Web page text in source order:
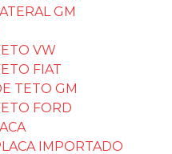
DE VIDRO
DE VIDRO GM
VIDRO FIAT
VIDRO FORD
VIDRO VW
VIDRO